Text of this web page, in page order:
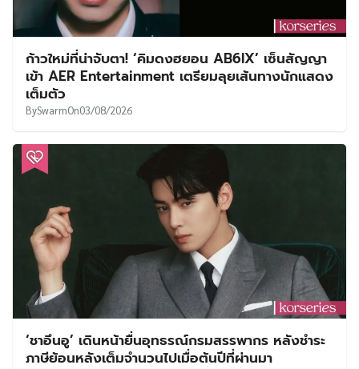
ก้าวใหม่ที่น่าจับตา! ‘คิมดงฮยอน AB6IX’ เซ็นสัญญา
เข้า AER Entertainment เตรียมลุยเส้นทางนักแสดง
เต็มตัว
BySwarmOn03/08/2026
‘ชาอึนอู’ เดินหน้ายื่นอุทธรณ์กรมสรรพากร หลังชำระ
ภาษีย้อนหลังเต็มจำนวนไปเมื่อต้นปีที่ผ่านมา